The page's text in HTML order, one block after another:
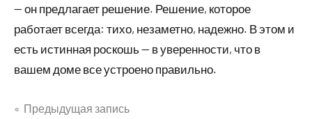
— он предлагает решение. Решение, которое
работает всегда: тихо, незаметно, надежно. В этом и
есть истинная роскошь — в уверенности, что в
вашем доме все устроено правильно.
Предыдущая запись